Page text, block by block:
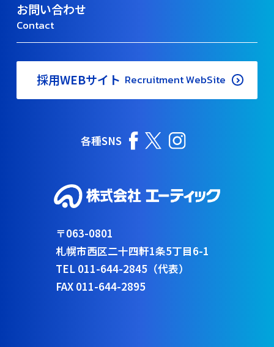
お問い合わせ
Contact
採用WEBサイト Recruitment WebSite
各種SNS
〒063-0801
札幌市西区二十四軒1条5丁目6-1
TEL 011-644-2845（代表）
FAX 011-644-2895